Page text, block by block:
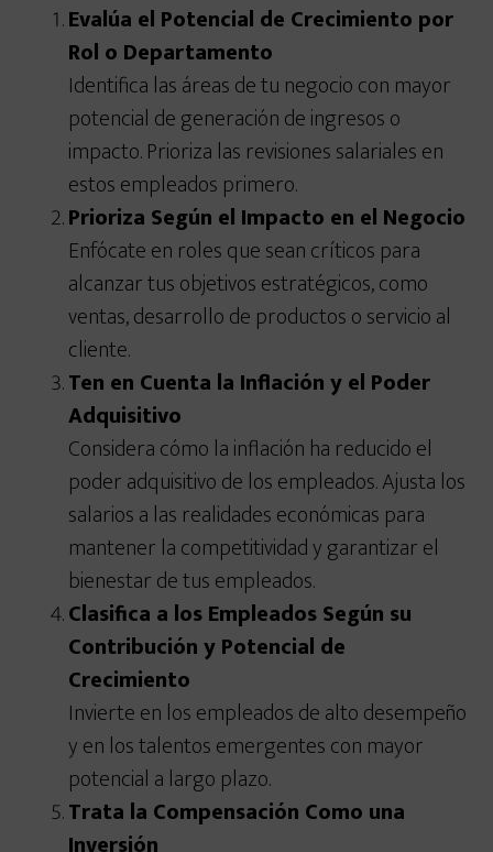
Evalúa el Potencial de Crecimiento por
Rol o Departamento
Identifica las áreas de tu negocio con mayor
potencial de generación de ingresos o
impacto. Prioriza las revisiones salariales en
estos empleados primero.
Prioriza Según el Impacto en el Negocio
Enfócate en roles que sean críticos para
alcanzar tus objetivos estratégicos, como
ventas, desarrollo de productos o servicio al
cliente.
Ten en Cuenta la Inflación y el Poder
Adquisitivo
Considera cómo la inflación ha reducido el
poder adquisitivo de los empleados. Ajusta los
salarios a las realidades económicas para
mantener la competitividad y garantizar el
bienestar de tus empleados.
Clasifica a los Empleados Según su
Contribución y Potencial de
Crecimiento
Invierte en los empleados de alto desempeño
y en los talentos emergentes con mayor
potencial a largo plazo.
Trata la Compensación Como una